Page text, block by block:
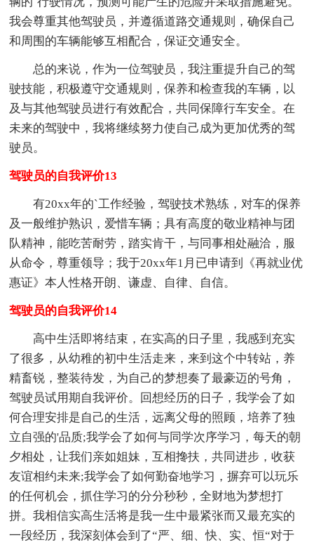
我会尊重其他驾驶员，并遵循道路交通规则，确保自己
和周围的车辆能够互相配合，保证交通安全。
总的来说，作为一位驾驶员，我注重提升自己的驾
驶技能，积极遵守交通规则，保养和检查我的车辆，以
及与其他驾驶员进行有效配合，共同保障行车安全。在
未来的驾驶中，我将继续努力使自己成为更加优秀的驾
驶员。
驾驶员的自我评价13
有20xx年的`工作经验，驾驶技术熟练，对车的保养
及一般维护熟识，爱惜车辆；具有高度的敬业精神与团
队精神，能吃苦耐劳，踏实肯干，与同事相处融洽，服
从命令，尊重领导；我于20xx年1月已申请到《再就业优
惠证》本人性格开朗、谦虚、自律、自信。
驾驶员的自我评价14
高中生活即将结束，在实高的日子里，我感到充实
了很多，从幼稚的初中生活走来，来到这个中转站，养
精畜锐，整装待发，为自己的梦想奏了最豪迈的号角，
驾驶员试用期自我评价。回想经历的日子，我学会了如
何合理安排是自己的生活，远离父母的照顾，培养了独
立自强的'品质;我学会了如何与同学次序学习，每天的朝
夕相处，让我们亲如姐妹，互相搀扶，共同进步，收获
友谊相约未来;我学会了如何勤奋地学习，摒弃可以玩乐
的任何机会，抓住学习的分分秒秒，全财地为梦想打
拼。我相信实高生活将是我一生中最紧张而又最充实的
一段经历，我深刻体会到了“严、细、快、实、恒“对于